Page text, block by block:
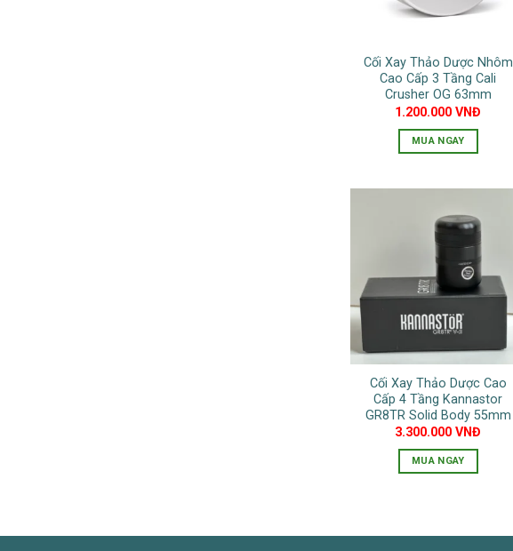
Cối Xay Thảo Dược Nhôm
Cao Cấp 3 Tầng Cali
Crusher OG 63mm
1.200.000VNĐ
MUA NGAY
Cối Xay Thảo Dược Cao
Cấp 4 Tầng Kannastor
GR8TR Solid Body 55mm
3.300.000VNĐ
MUA NGAY